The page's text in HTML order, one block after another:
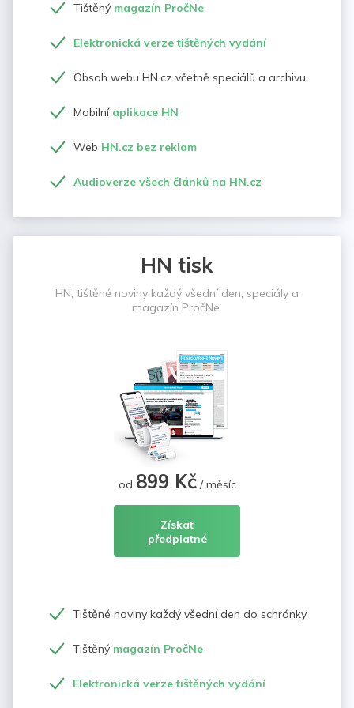
Tištěný magazín PročNe
Elektronická verze tištěných vydání
Obsah webu HN.cz včetně speciálů a archivu
Mobilní aplikace HN
Web HN.cz bez reklam
Audioverze všech článků na HN.cz
HN tisk
HN, tištěné noviny každý všední den, speciály a
magazín PročNe.
od 899 Kč/ měsíc
Získat
předplatné
Tištěné noviny každý všední den do schránky
Tištěný magazín PročNe
Elektronická verze tištěných vydání